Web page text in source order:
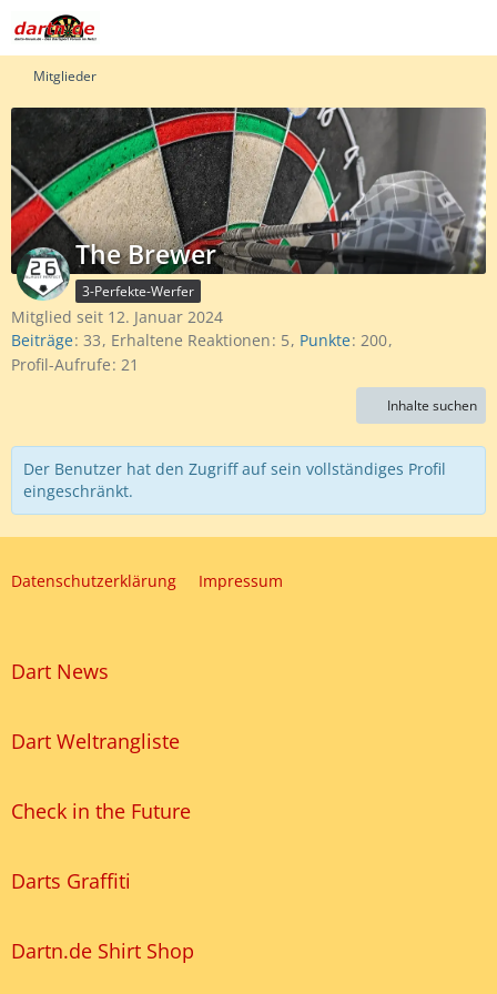
Mitglieder
The Brewer
3-Perfekte-Werfer
Mitglied seit 12. Januar 2024
Beiträge 33 Erhaltene Reaktionen 5 Punkte 200
Profil-Aufrufe 21
Inhalte suchen
Der Benutzer hat den Zugriff auf sein vollständiges Profil
eingeschränkt.
Datenschutzerklärung Impressum
Dart News
Dart Weltrangliste
Check in the Future
Darts Graffiti
Dartn.de Shirt Shop